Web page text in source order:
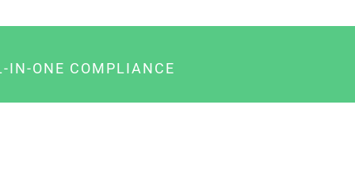
IN-ONE COMPLIANCE